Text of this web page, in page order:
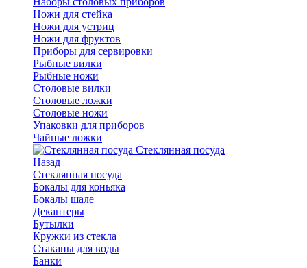
Ножи для стейка
Ножи для устриц
Ножи для фруктов
Приборы для сервировки
Рыбные вилки
Рыбные ножи
Столовые вилки
Столовые ложки
Столовые ножи
Упаковки для приборов
Чайные ложки
Стеклянная посуда
Назад
Стеклянная посуда
Бокалы для коньяка
Бокалы шале
Декантеры
Бутылки
Кружки из стекла
Стаканы для воды
Банки